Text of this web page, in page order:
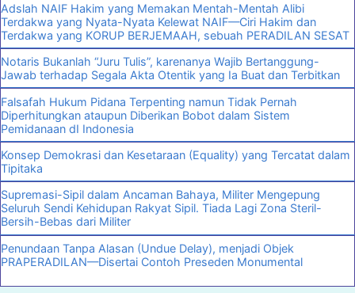
Adslah NAIF Hakim yang Memakan Mentah-Mentah Alibi
Terdakwa yang Nyata-Nyata Kelewat NAIF—Ciri Hakim dan
Terdakwa yang KORUP BERJEMAAH, sebuah PERADILAN SESAT
Notaris Bukanlah “Juru Tulis”, karenanya Wajib Bertanggung-
Jawab terhadap Segala Akta Otentik yang Ia Buat dan Terbitkan
Falsafah Hukum Pidana Terpenting namun Tidak Pernah
Diperhitungkan ataupun Diberikan Bobot dalam Sistem
Pemidanaan dI Indonesia
Konsep Demokrasi dan Kesetaraan (Equality) yang Tercatat dalam
Tipitaka
Supremasi-Sipil dalam Ancaman Bahaya, Militer Mengepung
Seluruh Sendi Kehidupan Rakyat Sipil. Tiada Lagi Zona Steril-
Bersih-Bebas dari Militer
Penundaan Tanpa Alasan (Undue Delay), menjadi Objek
PRAPERADILAN—Disertai Contoh Preseden Monumental